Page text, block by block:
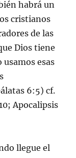
habrá un
cristianos
de las
Dios tiene
usamos esas
6:5) cf.
Apocalipsis
llegue el